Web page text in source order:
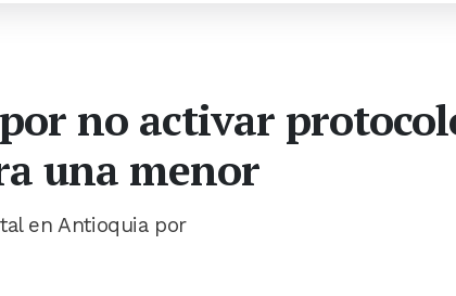
no activar
una menor
en Antioquia por